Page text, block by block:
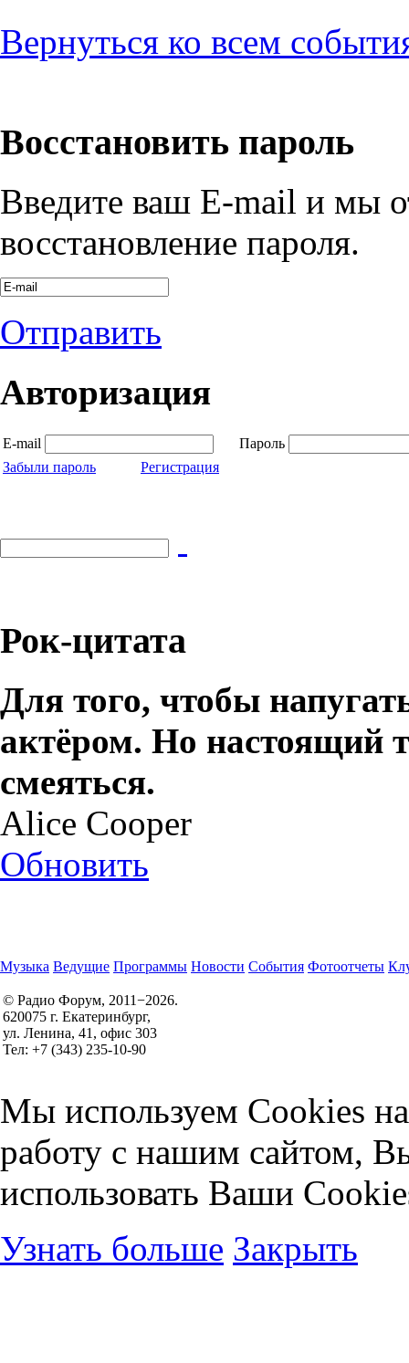
Вернуться ко всем
Восстановить пароль
Введите ваш E-mail и мы
восстановление пароля.
Отправить
Авторизация
E-mail
Пароль
Забыли пароль
Регистрация
Рок-цитата
Для того, чтобы
актёром. Но настоящий
смеяться.
Alice Cooper
Обновить
Музыка Ведущие Программы Новости События Фотоотчеты
© Радио Форум, 2011−2026.
620075 г. Екатеринбург,
ул. Ленина, 41, офис 303
Тел: +7 (343) 235-10-90
Мы используем Cookies
работу с нашим сайтом,
использовать Ваши
Узнать больше Закрыть